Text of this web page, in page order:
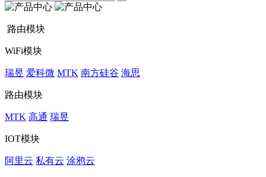
路由模块
WiFi模块
瑞昱 爱科微 MTK 南方硅谷 海思
路由模块
MTK 高通 瑞昱
IOT模块
阿里云 私有云 涂鸦云